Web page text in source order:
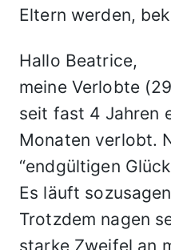
Hallo Beatrice,
meine Verlobte
seit fast 4 Jahren
Monaten verlobt.
“endgültigen
Es läuft
Trotzdem nagen
starke Zweifel an